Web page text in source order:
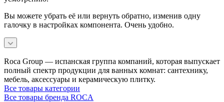
Вы можете убрать её или вернуть обратно, изменив одну
галочку в настройках компонента. Очень удобно.
Roca Group — испанская группа компаний, которая выпускает
полный спектр продукции для ванных комнат: сантехнику,
мебель, аксессуары и керамическую плитку.
Все товары категории
Все товары бренда ROCA